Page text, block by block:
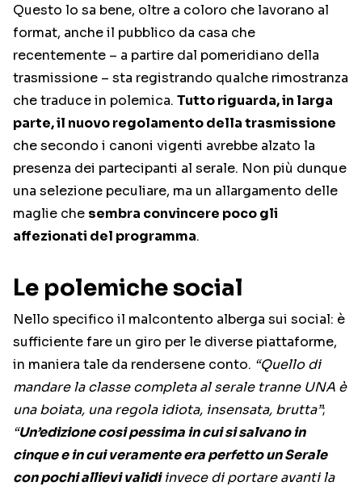
Questo lo sa bene, oltre a coloro che lavorano al
format, anche il pubblico da casa che
recentemente – a partire dal pomeridiano della
trasmissione – sta registrando qualche rimostranza
che traduce in polemica. Tutto riguarda, in larga
parte, il nuovo regolamento della trasmissione
che secondo i canoni vigenti avrebbe alzato la
presenza dei partecipanti al serale. Non più dunque
una selezione peculiare, ma un allargamento delle
maglie che sembra convincere poco gli
affezionati del programma.
Le polemiche social
Nello specifico il malcontento alberga sui social: è
sufficiente fare un giro per le diverse piattaforme,
in maniera tale da rendersene conto. “Quello di
mandare la classe completa al serale tranne UNA è
una boiata, una regola idiota, insensata, brutta”;
“Un’edizione cosi pessima in cui si salvano in
cinque e in cui veramente era perfetto un Serale
con pochi allievi validiinvece di portare avanti la